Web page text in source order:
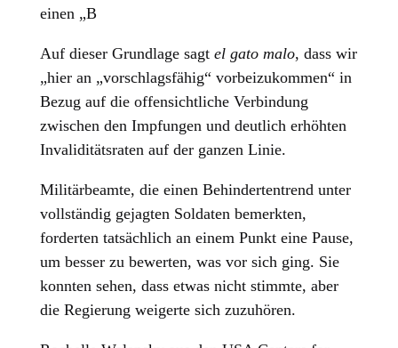
einen „B
Auf dieser Grundlage sagtel gato malo, dass wir
„hier an „vorschlagsfähig“ vorbeizukommen“ in
Bezug auf die offensichtliche Verbindung
zwischen den Impfungen und deutlich erhöhten
Invaliditätsraten auf der ganzen Linie.
Militärbeamte, die einen Behindertentrend unter
vollständig gejagten Soldaten bemerkten,
forderten tatsächlich an einem Punkt eine Pause,
um besser zu bewerten, was vor sich ging. Sie
konnten sehen, dass etwas nicht stimmte, aber
die Regierung weigerte sich zuzuhören.